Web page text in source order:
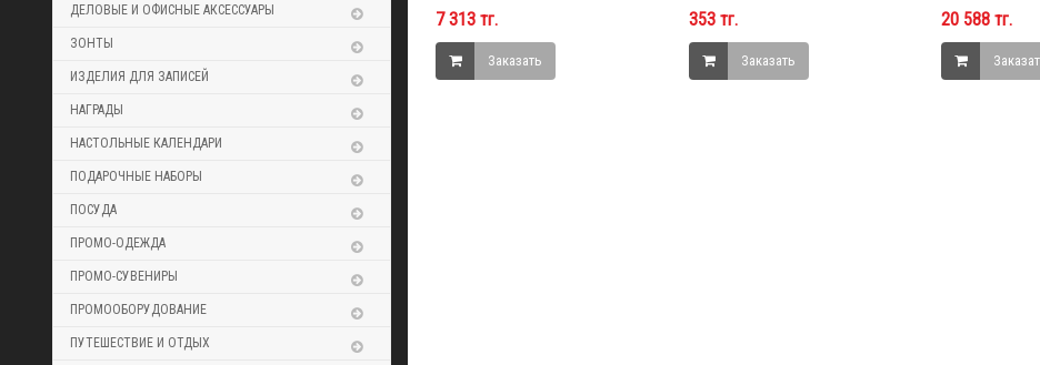
ДЕЛОВЫЕ И ОФИСНЫЕ АКСЕССУАРЫ
ЗОНТЫ
ИЗДЕЛИЯ ДЛЯ ЗАПИСЕЙ
НАГРАДЫ
НАСТОЛЬНЫЕ КАЛЕНДАРИ
ПОДАРОЧНЫЕ НАБОРЫ
ПОСУДА
ПРОМО-ОДЕЖДА
ПРОМО-СУВЕНИРЫ
ПРОМООБОРУДОВАНИЕ
ПУТЕШЕСТВИЕ И ОТДЫХ
7 313 тг.
Заказать
353 тг.
Заказать
20 588 тг.